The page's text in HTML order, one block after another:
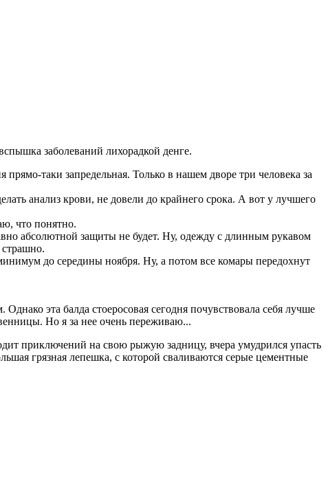
заболеваний лихорадкой денге.
таки запредельная. Только в нашем дворе три человека за
анализ крови, не довели до крайнего срока. А вот у лучшего
что понятно.
абсолютной защиты не будет. Ну, одежду с длинным рукавом
страшно.
до середины ноября. Ну, а потом все комары передохнут
эта балда стоеросовая сегодня почувствовала себя лучше
Но я за нее очень переживаю...
приключений на свою рыжую задницу, вчера умудрился упасть
грязная лепешка, с которой сваливаются серые цементные